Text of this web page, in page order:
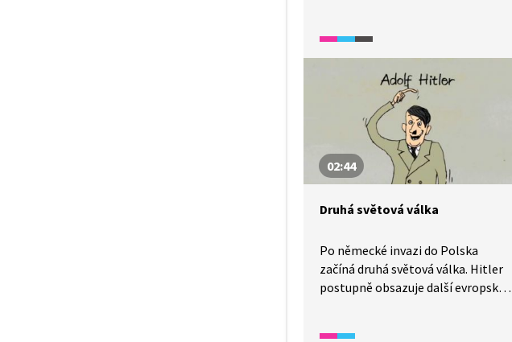
zaměřený na druhou světovou
pro mírně pokročilé žáky staršího
školního věku.
02:44
Druhá světová válka
Po německé invazi do Polska
začíná druhá světová válka. Hitler
postupně obsazuje další evropské